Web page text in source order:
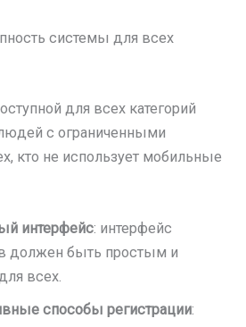
системы для всех
для всех категорий
с ограниченными
кто не использует мобильные
интерфейс: интерфейс
должен быть простым и
всех.
способы регистрации: